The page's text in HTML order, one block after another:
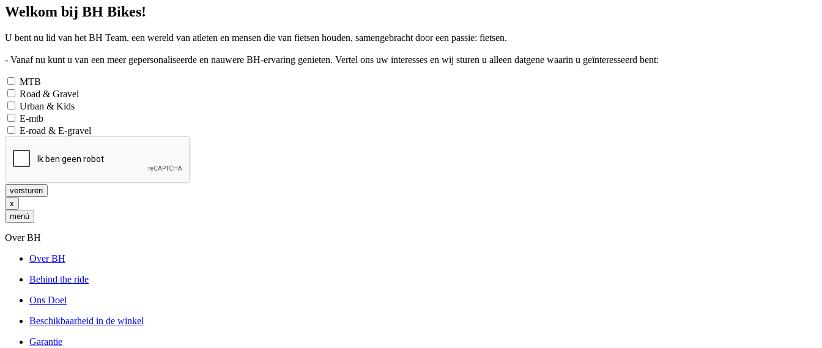
Welkom bij BH Bikes!
U bent nu lid van het BH Team, een wereld van atleten en mensen die van fietsen houden, samengebracht door een passie: fietsen.
- Vanaf nu kunt u van een meer gepersonaliseerde en nauwere BH-ervaring genieten. Vertel ons uw interesses en wij sturen u alleen datgene waarin u geïnteresseerd bent:
MTB
Road & Gravel
Urban & Kids
E-mtb
E-road & E-gravel
versturen
x
menú
Over BH
Over BH
Behind the ride
Ons Doel
Beschikbaarheid in de winkel
Garantie